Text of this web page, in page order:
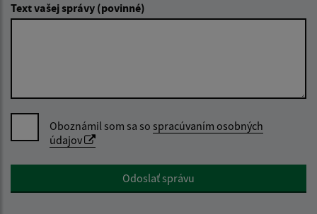
Text vašej správy (povinné)
Oboznámil som sa so spracúvaním osobných
údajov
Google reCaptcha ResponseOdoslať správu